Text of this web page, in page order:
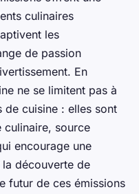
culinaires
les
de passion
En
ne se limitent pas à
de cuisine : elles sont
culinaire, source
encourage une
découverte de
futur de ces émissions